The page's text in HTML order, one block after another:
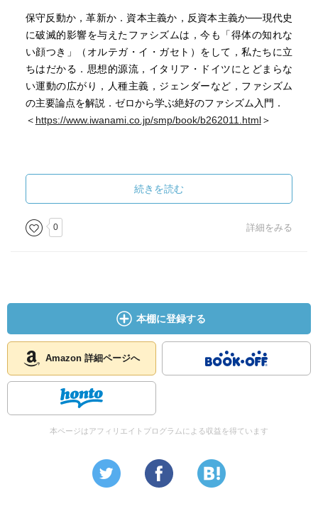
保守反動か，革新か．資本主義か，反資本主義か──現代史
に破滅的影響を与えたファシズムは，今も「得体の知れな
い顔つき」（オルテガ・イ・ガセト）をして，私たちに立
ちはだかる．思想的源流，イタリア・ドイツにとどまらな
い運動の広がり，人種主義，ジェンダーなど，ファシズム
の主要論点を解説．ゼロから学ぶ絶好のファシズム入門．
＜ https://www.iwanami.co.jp/smp/book/b262011.html＞
＜https://mobile.twitter.com/passmorekevin＞
・英語版Wikipediaより「ファシズムの定義」というページ
＜https://en.m.wikipedia.org/wiki/Definitions_of_fascism
【簡易目次】
第1章 「AであるとともにAではない」――ファシズムとは
なにか
第2章 ファシズム以前のファシズム？
第3章 「拳で歴史をつくる」イタリア
第4章 「人種国家」ドイツ
第6章 灰から飛び立つ不死鳥か
第7章 ファシズム、ネイション、そして人種
続きを読む
0 詳細をみる
本棚に登録する
Amazon 詳細ページへ
本ページはアフィリエイトプログラムによる収益を得ています